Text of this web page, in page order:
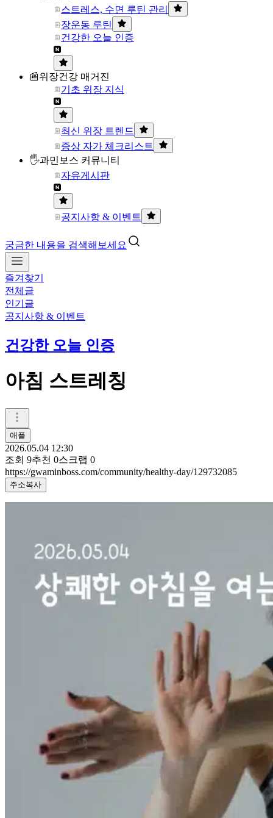
스트레스, 수면 루틴 관리
장운동 루틴
건강한 오늘 인증
📰위장건강 매거진
기초 위장 지식
최신 위장 트렌드
증상 자가 체크리스트
🖐과민보스 커뮤니티
자유게시판
공지사항 & 이벤트
궁금한 내용을 검색해보세요
즐겨찾기
전체글
인기글
공지사항 & 이벤트
건강한 오늘 인증
아침 스트레칭
애플
2026.05.04 12:30
조회 9추천 0스크랩 0
https://gwaminboss.com/community/healthy-day/129732085
주소복사